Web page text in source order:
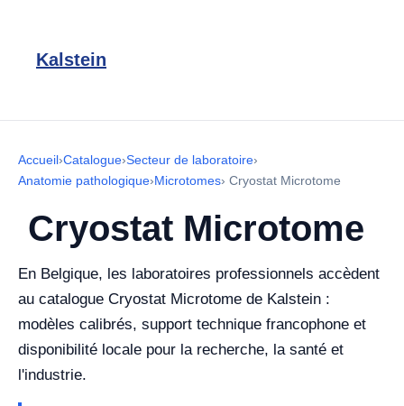
Kalstein
Accueil›Catalogue›Secteur de laboratoire›
Anatomie pathologique›Microtomes› Cryostat Microtome
Cryostat Microtome
En Belgique, les laboratoires professionnels accèdent
au catalogue Cryostat Microtome de Kalstein :
modèles calibrés, support technique francophone et
disponibilité locale pour la recherche, la santé et
l'industrie.